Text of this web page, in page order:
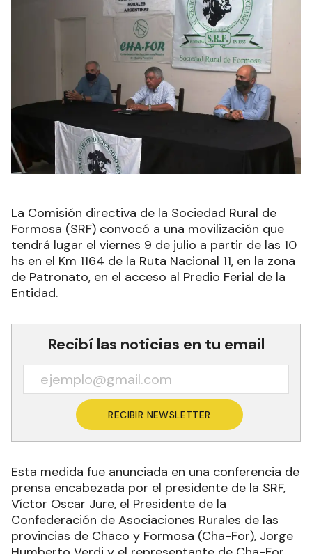
La Comisión directiva de la Sociedad Rural de
Formosa (SRF) convocó a una movilización que
tendrá lugar el viernes 9 de julio a partir de las 10
hs en el Km 1164 de la Ruta Nacional 11, en la zona
de Patronato, en el acceso al Predio Ferial de la
Entidad.
Recibí las noticias en tu email
RECIBIR NEWSLETTER
Esta medida fue anunciada en una conferencia de
prensa encabezada por el presidente de la SRF,
Víctor Oscar Jure, el Presidente de la
Confederación de Asociaciones Rurales de las
provincias de Chaco y Formosa (Cha-For), Jorge